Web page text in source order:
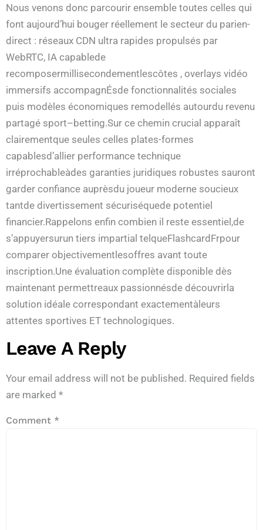
Nous venons donc parcourir ensemble toutes celles qui
font aujourd’hui bouger réellement le secteur du pari­en­
direct : réseaux CDN ultra rapides propulsés par
WebRTC, IA capablede
recomposermillisecondementlescôtes , overlays vidéo
immersifs accompagnÉsde fonctionnalités sociales
puis modèles économiques remodellés autourdu revenu
partagé sport–betting.Sur ce chemin crucial apparaît
clairementque seules celles plates-formes
capablesd’allier performance technique
irréprochableàdes garanties juridiques robustes sauront
garder confiance auprèsdu joueur moderne soucieux
tantde divertissement sécuriséquede potentiel
financier.Rappelons enfin combien il reste essentiel,de
s’appuyersurun tiers impartial telqueFlashcardFrpour
comparer objectivementlesoffres avant toute
inscription.Une évaluation complète disponible dès
maintenant permettreaux passionnésde découvrirla
solution idéale correspondant exactementàleurs
attentes sportives ET technologiques.​
Leave A Reply
Your email address will not be published. Required fields
are marked *
Comment *